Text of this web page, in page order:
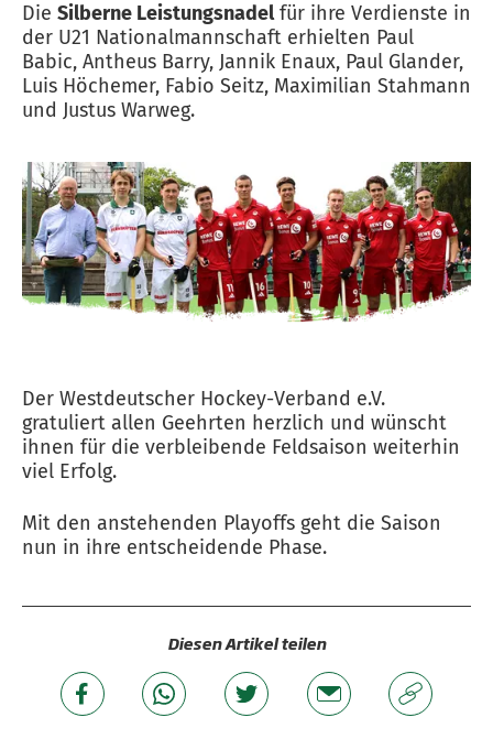
Die Silberne Leistungsnadelfür ihre Verdienste in
der U21 Nationalmannschaft erhielten Paul
Babic, Antheus Barry, Jannik Enaux, Paul Glander,
Luis Höchemer, Fabio Seitz, Maximilian Stahmann
und Justus Warweg.
Der Westdeutscher Hockey-Verband e.V.
gratuliert allen Geehrten herzlich und wünscht
ihnen für die verbleibende Feldsaison weiterhin
viel Erfolg.
Mit den anstehenden Playoffs geht die Saison
nun in ihre entscheidende Phase.
Diesen Artikel teilen